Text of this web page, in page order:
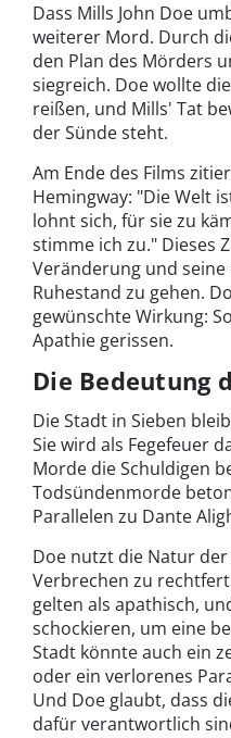
Dass Mills John Doe
weiterer Mord. Durch
den Plan des Mörders
siegreich. Doe wollte
reißen, und Mills' Tat
der Sünde steht.
Am Ende des Films
Hemingway: "Die Welt
lohnt sich, für sie zu
stimme ich zu." Dieses
Veränderung und
Ruhestand zu gehen.
gewünschte Wirkung:
Apathie gerissen.
Die Bedeutung
Die Stadt in Sieben
Sie wird als Fegefeuer
Morde die Schuldigen
Todsündenmorde
Parallelen zu Dante
Doe nutzt die Natur
Verbrechen zu
gelten als apathisch,
schockieren, um eine
Stadt könnte auch ein
oder ein verlorenes
Und Doe glaubt, dass
dafür verantwortlich